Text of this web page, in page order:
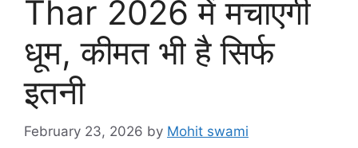
Thar 2026 में मचाएगी
धूम, कीमत भी है सिर्फ
इतनी
February 23, 2026 by Mohit swami